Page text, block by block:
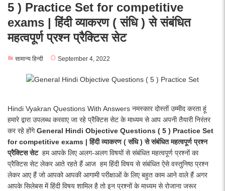
5 ) Practice Set for competitive
exams | हिंदी व्याकरण ( संधि ) से संबंधित
महत्वपूर्ण प्रश्न प्रैक्टिस सेट
सामान्य हिन्दी September 4, 2022
Hindi Vyakran Questions With Answers नमस्कार दोस्तों उम्मीद करता हूं
हमारे द्वारा उपलब्ध करवाए जा रहे प्रैक्टिस सेट के माध्यम से आप अपनी तैयारी निरंतर
कर रहे होंगेGeneral Hindi Objective Questions ( 5 ) Practice Set
for competitive exams | हिंदी व्याकरण ( संधि ) से संबंधित महत्वपूर्ण प्रश्न
प्रैक्टिस सेटहम आपके लिए अलग-अलग विषयों से संबंधित महत्वपूर्ण प्रश्नों का
प्रैक्टिस सेट लेकर आते रहते हैं आज हम हिंदी विषय से संबंधित ऐसे वस्तुनिष्ठ प्रश्न
लेकर आए हैं जो आपको आपकी आगामी परीक्षाओं के लिए बहुत काम आने वाले हैं अगर
आपके सिलेबस में हिंदी विषय शामिल है तो इन प्रश्नों के माध्यम से रोजाना जरूर